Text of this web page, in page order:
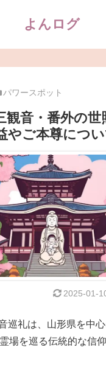
よんログ
パワースポット
観音・番外の世
やご本尊につい
2025-01-
巡礼は、山形県を中
場を巡る伝統的な信仰